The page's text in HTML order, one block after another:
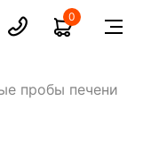
0
пробы печени